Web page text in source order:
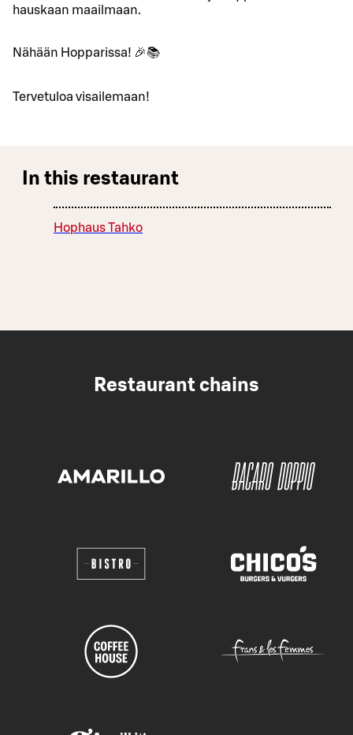
hauskaan maailmaan.
Nähään Hopparissa! 🎉📚
Tervetuloa visailemaan!
In this restaurant
Hophaus Tahko
Restaurant chains